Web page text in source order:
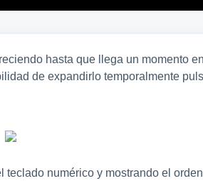
hasta que llega un momento
de expandirlo temporalmente
numérico y mostrando el